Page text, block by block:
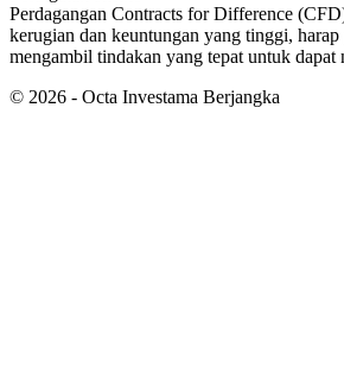
Perdagangan Contracts for Difference
kerugian dan keuntungan yang tinggi,
mengambil tindakan yang tepat untuk dapat
© 2026 - Octa Investama Berjangka